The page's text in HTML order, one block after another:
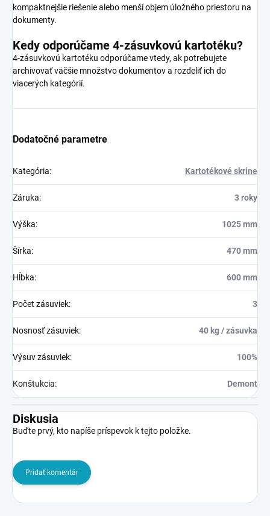
kompaktnejšie riešenie alebo menší objem úložného priestoru na
dokumenty.
Kedy odporúčame 4-zásuvkovú kartotéku?
4-zásuvkovú kartotéku odporúčame vtedy, ak potrebujete
archivovať väčšie množstvo dokumentov a rozdeliť ich do
viacerých kategórií.
Dodatočné parametre
Kategória: Kartotékové skrine
Záruka: 3 roky
Výška: 1025 mm
Šírka: 470 mm
Hĺbka: 600 mm
Počet zásuviek: 3
Nosnosť zásuviek: 40 kg / zásuvka
Výsuv zásuviek: 100%
Konštukcia: Demont
Diskusia
Buďte prvý, kto napíše príspevok k tejto položke.
Pridať komentár